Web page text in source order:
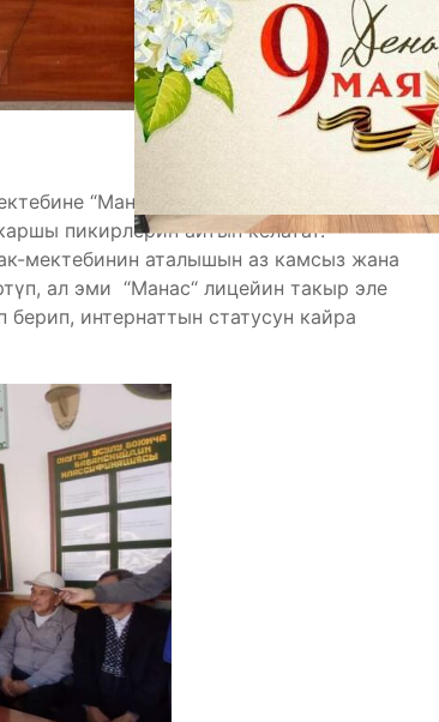
“Манас” лицейин
пикирлерин айтып келатат.
мектебинин аталышын аз камсыз жана
ал эми “Манас“ лицейин такыр эле
интернаттын статусун кайра